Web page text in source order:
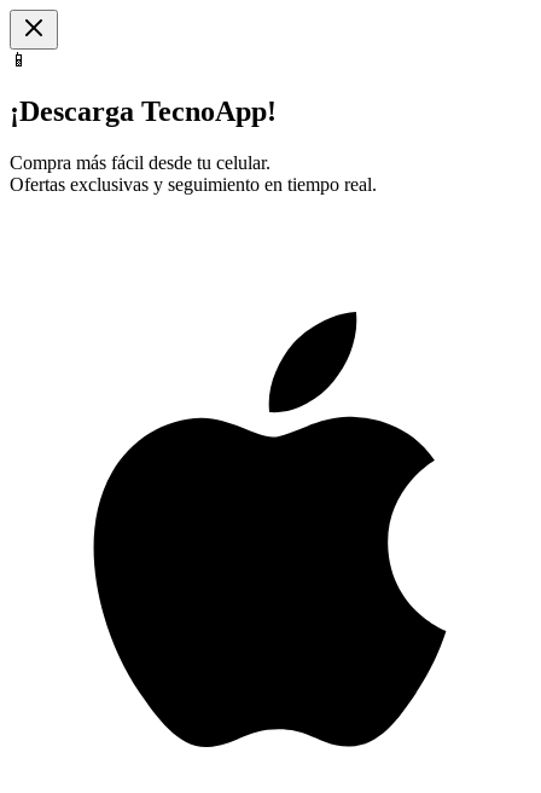
📱
¡Descarga TecnoApp!
Compra más fácil desde tu celular.
Ofertas exclusivas y seguimiento en tiempo real.